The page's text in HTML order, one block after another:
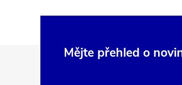
Mějte přehled o